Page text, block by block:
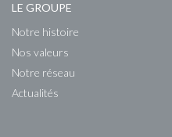
LE GROUPE
Notre histoire
Nos valeurs
Notre réseau
Actualités